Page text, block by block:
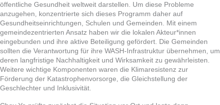
öffentliche Gesundheit weltweit darstellen. Um diese Probleme
anzugehen, konzentrierte sich dieses Programm daher auf
Gesundheitseinrichtungen, Schulen und Gemeinden. Mit einem
gemeindezentrierten Ansatz haben wir die lokalen Akteur*innen
eingebunden und ihre aktive Beteiligung gefördert. Die Gemeinden
sollten die Verantwortung für ihre WASH-Infrastruktur übernehmen, um
deren langfristige Nachhaltigkeit und Wirksamkeit zu gewährleisten.
Weitere wichtige Komponenten waren die Klimaresistenz zur
Förderung der Katastrophenvorsorge, die Gleichstellung der
Geschlechter und Inklusivität.